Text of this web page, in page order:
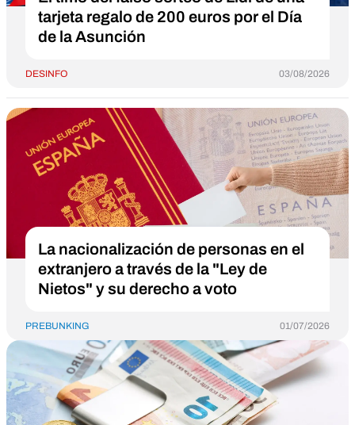
tarjeta regalo de 200 euros por el Día
de la Asunción
DESINFO 03/08/2026
La nacionalización de personas en el
extranjero a través de la "Ley de
Nietos" y su derecho a voto
PREBUNKING 01/07/2026